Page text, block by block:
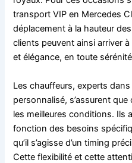
transport VIP en Mercedes
déplacement à la hauteur
clients peuvent ainsi arriver
et élégance, en toute
Les chauffeurs, experts dans
personnalisé, s’assurent
les meilleures conditions. Ils
fonction des besoins
qu’il s’agisse d’un timing
Cette flexibilité et cette